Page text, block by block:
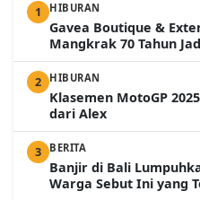
1 HIBURAN
Gavea Boutique &
Mangkrak 70 Tahun
2 HIBURAN
Klasemen MotoGP
dari Alex
3 BERITA
Banjir di Bali
Warga Sebut Ini yang